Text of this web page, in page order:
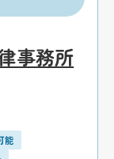
事務所
能